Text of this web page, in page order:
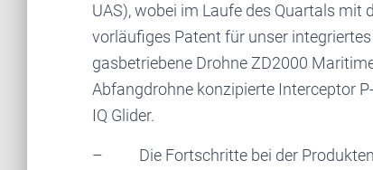
UAS), wobei im Laufe des Quartals
vorläufiges Patent für unser
gasbetriebene Drohne ZD2000
Abfangdrohne konzipierte Interceptor
IQ Glider.
– Die Fortschritte bei der